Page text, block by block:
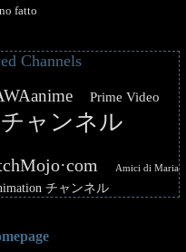
fatto
Channels
Prime Video
ャンネル
Amici di Maria
チャンネル